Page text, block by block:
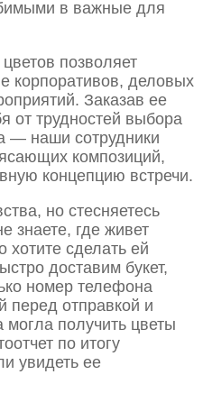
в важные для
позволяет
корпоративов, деловых
Заказав ее
от трудностей выбора
— наши сотрудники
композиций,
концепцию встречи.
но стесняетесь
знаете, где живет
сделать ей
доставим букет,
номер телефона
отправкой и
получить цветы
по итогу
увидеть ее